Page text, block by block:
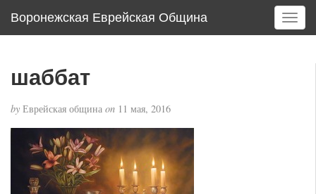
Воронежская Еврейская Община
T
o
шаббат
by Еврейская община on 11 мая, 2016